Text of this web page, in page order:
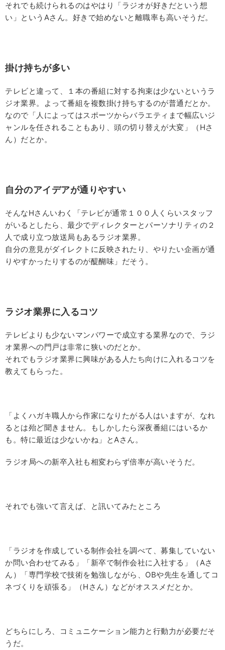
それでも続けられるのはやはり「ラジオが好きだという想
い」というAさん。好きで始めないと離職率も高いそうだ。
掛け持ちが多い
テレビと違って、１本の番組に対する拘束は少ないというラ
ジオ業界。よって番組を複数掛け持ちするのが普通だとか。
なので「人によってはスポーツからバラエティまで幅広いジ
ャンルを任されることもあり、頭の切り替えが大変」（Hさ
ん）だとか。
自分のアイデアが通りやすい
そんなHさんいわく「テレビが通常１００人くらいスタッフ
がいるとしたら、最少でディレクターとパーソナリティの２
人で成り立つ放送局もあるラジオ業界。
自分の意見がダイレクトに反映されたり、やりたい企画が通
りやすかったりするのが醍醐味」だそう。
ラジオ業界に入るコツ
テレビよりも少ないマンパワーで成立する業界なので、ラジ
オ業界への門戸は非常に狭いのだとか。
それでもラジオ業界に興味がある人たち向けに入れるコツを
教えてもらった。
「よくハガキ職人から作家になりたがる人はいますが、なれ
るとは殆ど聞きません。もしかしたら深夜番組にはいるか
も。特に最近は少ないかね」とAさん。
ラジオ局への新卒入社も相変わらず倍率が高いそうだ。
それでも強いて言えば、と訊いてみたところ
「ラジオを作成している制作会社を調べて、募集していない
か問い合わせてみる」「新卒で制作会社に入社する」（Aさ
ん）「専門学校で技術を勉強しながら、OBや先生を通してコ
ネづくりを頑張る」（Hさん）などがオススメだとか。
どちらにしろ、コミュニケーション能力と行動力が必要だそ
うだ。